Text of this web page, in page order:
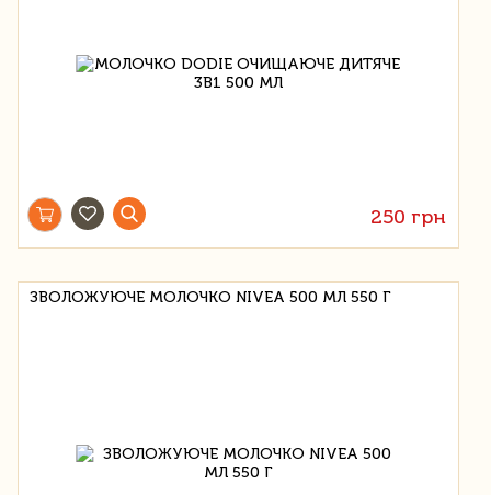
250 грн
ЗВОЛОЖУЮЧЕ МОЛОЧКО NIVEA 500 МЛ 550 Г